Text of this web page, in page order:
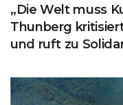
„Die Welt muss
Thunberg
und ruft zu